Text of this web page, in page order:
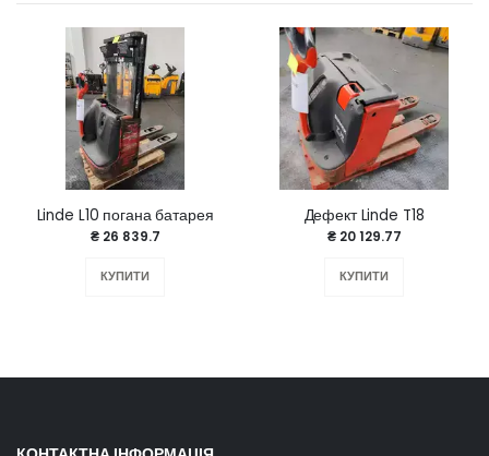
Linde L10 погана батарея
₴ 26 839.7
КУПИТИ
Дефект Linde T18
₴ 20 129.77
КУПИТИ